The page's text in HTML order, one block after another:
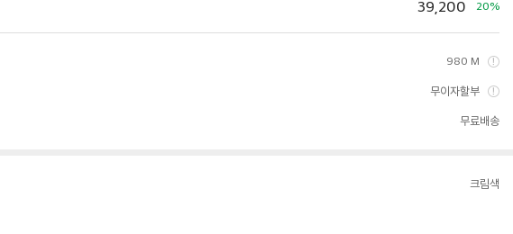
39,200 20%
980 M
무이자할부
무료배송
크림색